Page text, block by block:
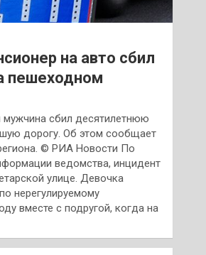
на авто сбил
пешеходном
сбил десятилетнюю
дорогу. Об этом сообщает
© РИА Новости По
ведомства, инцидент
улице. Девочка
нерегулируемому
вместе с подругой, когда на